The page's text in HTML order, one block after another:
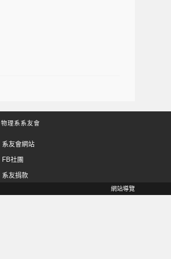
物理系系友會
系友會網站
FB社團
系友捐款
網站導覽